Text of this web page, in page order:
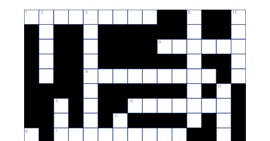
1 2 3 8 15
9
4
17
5 10
11
6 7